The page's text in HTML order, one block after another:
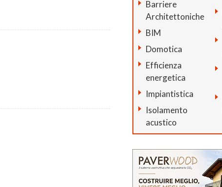
Barriere
Architettoniche
BIM
Domotica
Efficienza
energetica
Impiantistica
Isolamento
acustico